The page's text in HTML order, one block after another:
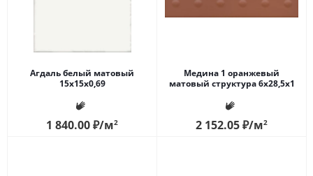
Агдаль белый матовый
15x15x0,69
1 840.00₽/м2
Медина 1 оранжевый
матовый структура 6x28,5x1
2 152.05₽/м2